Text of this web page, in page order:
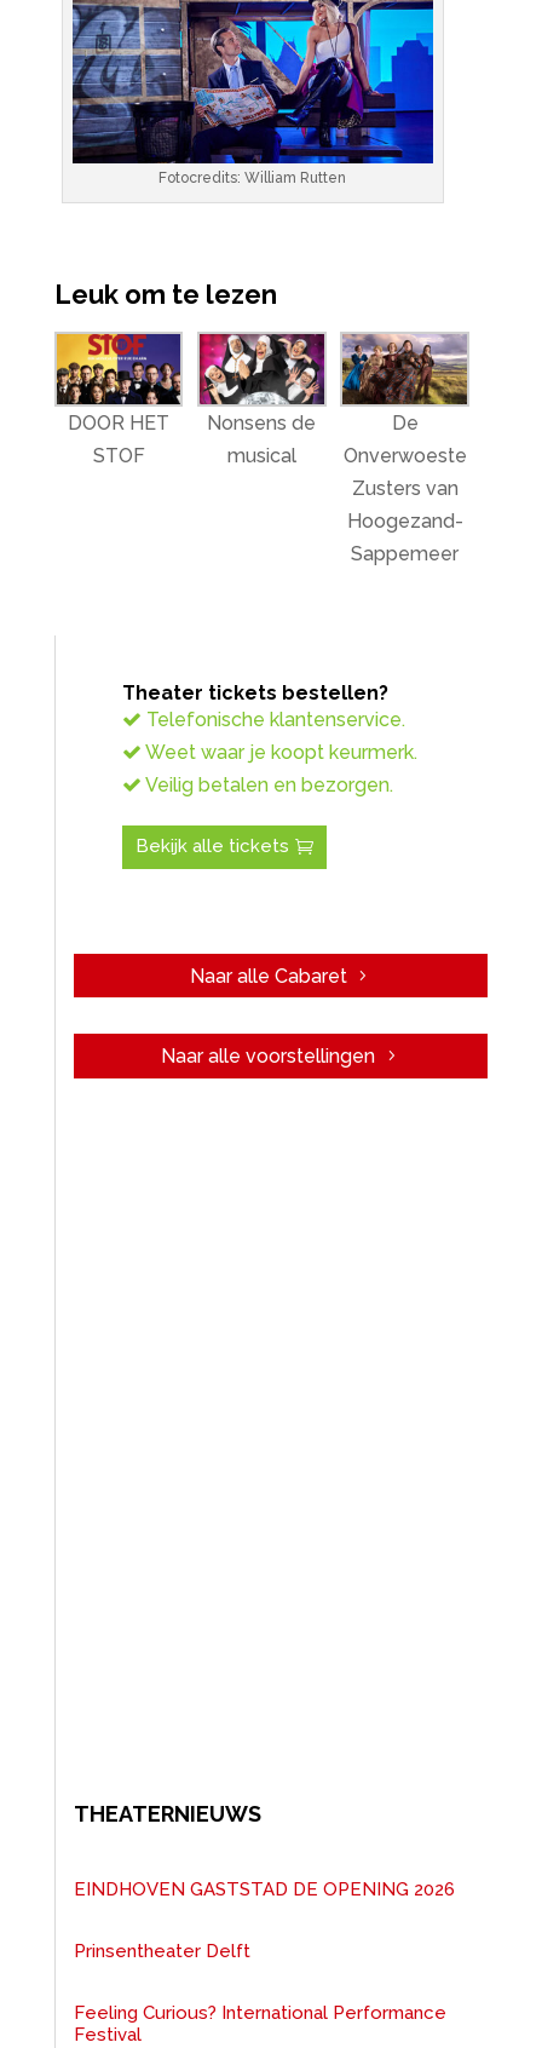
Fotocredits: William Rutten
Leuk om te lezen
DOOR HET
STOF
Nonsens de
musical
De
Onverwoeste
Zusters van
Hoogezand-
Sappemeer
Theater tickets bestellen?
Telefonische klantenservice.
Weet waar je koopt keurmerk.
Veilig betalen en bezorgen.
Bekijk alle tickets
Naar alle Cabaret
Naar alle voorstellingen
THEATERNIEUWS
EINDHOVEN GASTSTAD DE OPENING 2026
Prinsentheater Delft
Feeling Curious? International Performance
Festival